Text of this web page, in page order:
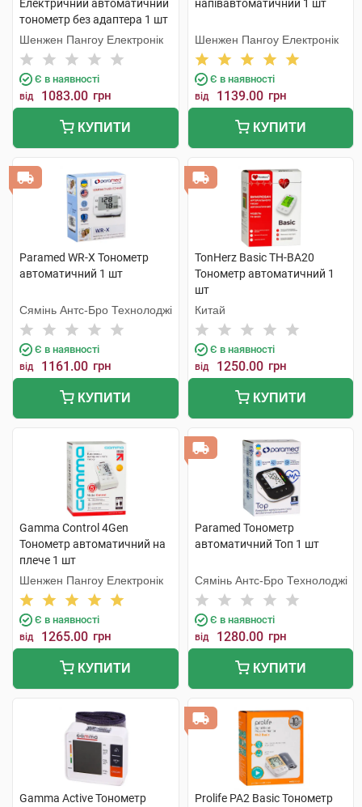
Електричний автоматичний
тонометр без адаптера 1 шт
Шенжен Пангоу Електронік
Є в наявності
від 1083.00 грн
КУПИТИ
напівавтоматичний 1 шт
Шенжен Пангоу Електронік
Є в наявності
від 1139.00 грн
КУПИТИ
Paramed WR-X Тонометр
автоматичний 1 шт
Сямінь Антс-Бро Технолоджі
Є в наявності
від 1161.00 грн
КУПИТИ
TonHerz Basic ТН-ВА20
Тонометр автоматичний 1
шт
Китай
Є в наявності
від 1250.00 грн
КУПИТИ
Gamma Control 4Gen
Тонометр автоматичний на
плече 1 шт
Шенжен Пангоу Електронік
Є в наявності
від 1265.00 грн
КУПИТИ
Paramed Тонометр
автоматичний Топ 1 шт
Сямінь Антс-Бро Технолоджі
Є в наявності
від 1280.00 грн
КУПИТИ
Gamma Active Тонометр
Prolife PA2 Basic Тонометр